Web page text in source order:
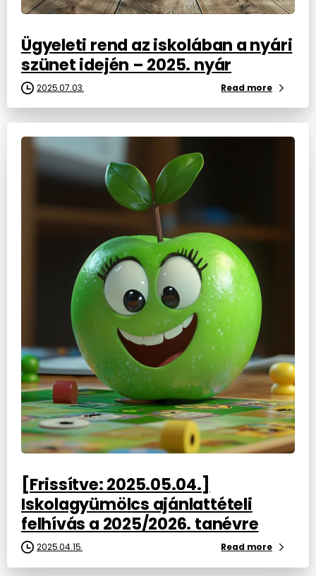
Ügyeleti rend az iskolában a nyári
szünet idején – 2025. nyár
2025.07.03. Read more
[Frissítve: 2025.05.04.]
Iskolagyümölcs ajánlattételi
felhívás a 2025/2026. tanévre
2025.04.15. Read more